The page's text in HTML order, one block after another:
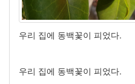
우리 집에 동백꽃이 피었다.
우리 집에 동백꽃이 피었다.